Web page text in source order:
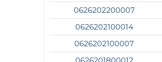
0626202200007
0626202100014
0626202100007